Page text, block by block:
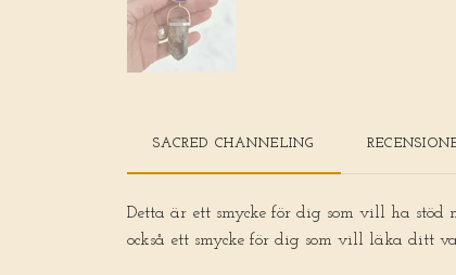
SACRED CHANNELING
Detta är ett smycke för dig som vill ha
också ett smycke för dig som vill läka ditt